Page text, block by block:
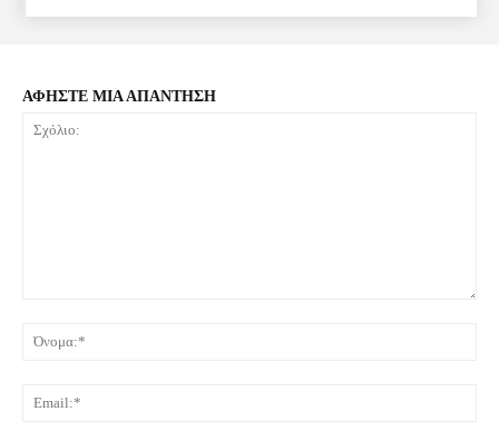
ΑΦΗΣΤΕ ΜΙΑ ΑΠΑΝΤΗΣΗ